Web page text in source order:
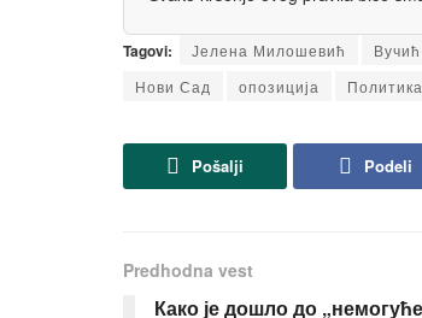
Tagovi: Јелена Милошевић Вучић
Нови Сад
опозиција Политика
Pošalji Podeli
Predhodna vest
Како је дошло до